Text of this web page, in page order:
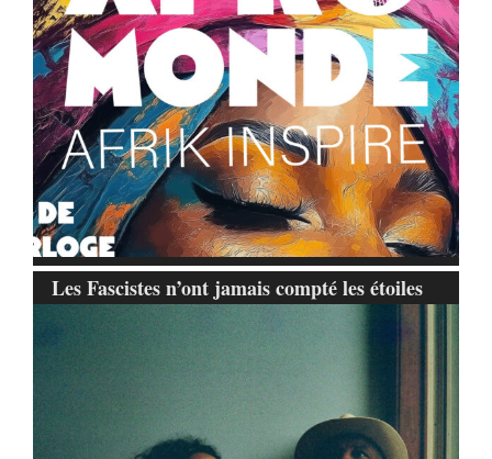
Les Fascistes n’ont jamais compté les étoiles